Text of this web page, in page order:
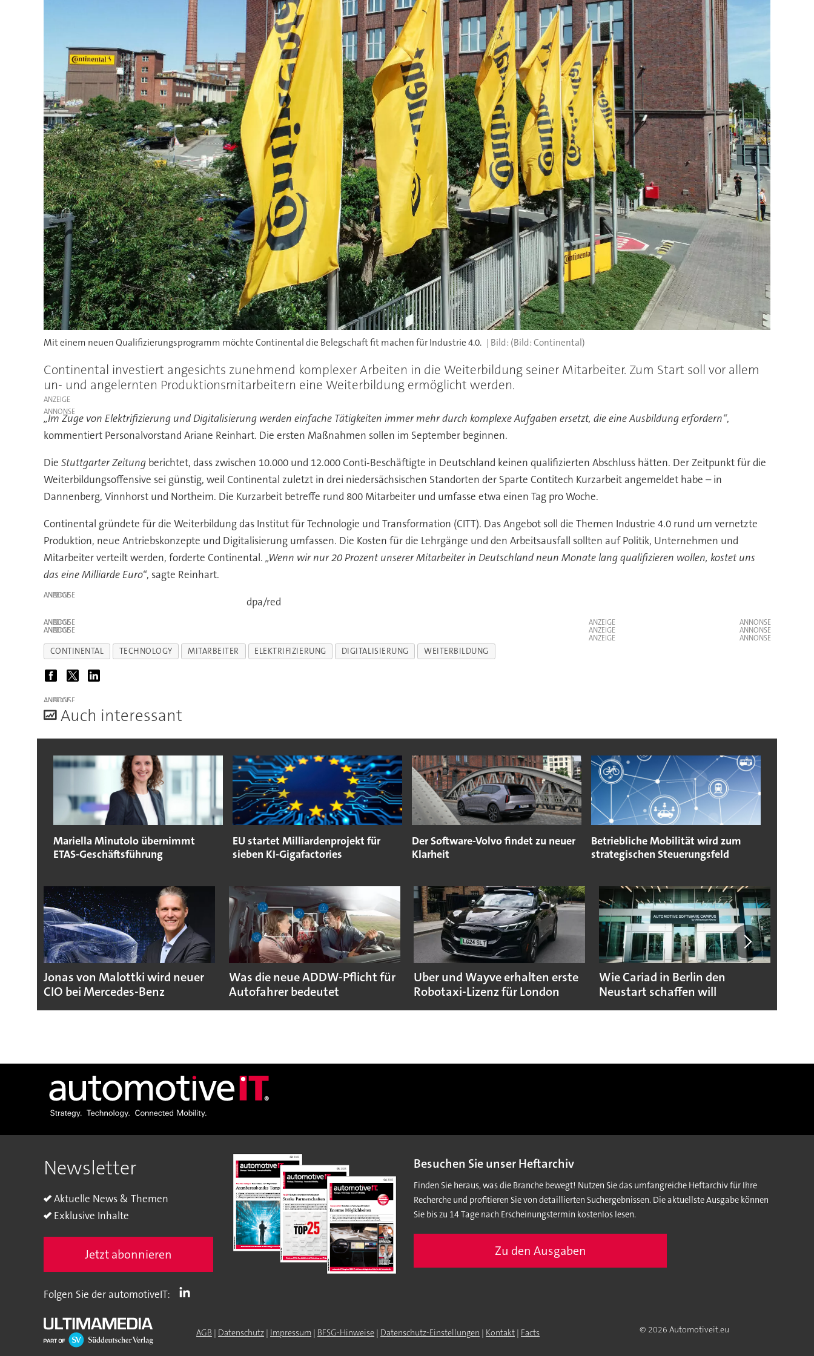
Mit einem neuen Qualifizierungsprogramm möchte Continental die Belegschaft fit machen für Industrie 4.0. (Bild: Continental)
Continental investiert angesichts zunehmend komplexer Arbeiten in die Weiterbildung seiner Mitarbeiter. Zum Start soll vor allem
un- und angelernten Produktionsmitarbeitern eine Weiterbildung ermöglicht werden.
ANZEIGE
„Im Zuge von Elektrifizierung und Digitalisierung werden einfache Tätigkeiten immer mehr durch komplexe Aufgaben ersetzt, die eine Ausbildung erfordern“,
kommentiert Personalvorstand Ariane Reinhart. Die ersten Maßnahmen sollen im September beginnen.
Die Stuttgarter Zeitungberichtet, dass zwischen 10.000 und 12.000 Conti-Beschäftigte in Deutschland keinen qualifizierten Abschluss hätten. Der Zeitpunkt für die
Weiterbildungsoffensive sei günstig, weil Continental zuletzt in drei niedersächsischen Standorten der Sparte Contitech Kurzarbeit angemeldet habe – in
Dannenberg, Vinnhorst und Northeim. Die Kurzarbeit betreffe rund 800 Mitarbeiter und umfasse etwa einen Tag pro Woche.
Continental gründete für die Weiterbildung das Institut für Technologie und Transformation (CITT). Das Angebot soll die Themen Industrie 4.0 rund um vernetzte
Produktion, neue Antriebskonzepte und Digitalisierung umfassen. Die Kosten für die Lehrgänge und den Arbeitsausfall sollten auf Politik, Unternehmen und
Mitarbeiter verteilt werden, forderte Continental. „Wenn wir nur 20 Prozent unserer Mitarbeiter in Deutschland neun Monate lang qualifizieren wollen, kostet uns
das eine Milliarde Euro“, sagte Reinhart.
ANZEIGE dpa/red
ANZEIGE
ANZEIGE
ANZEIGE
ANZEIGE
ANZEIGE
CONTINENTAL TECHNOLOGY MITARBEITER ELEKTRIFIZIERUNG DIGITALISIERUNG WEITERBILDUNG
ANZEIGE
Auch interessant
Mariella Minutolo übernimmt
ETAS-Geschäftsführung
EU startet Milliardenprojekt für
sieben KI-Gigafactories
Der Software-Volvo findet zu neuer
Klarheit
Betriebliche Mobilität wird zum
strategischen Steuerungsfeld
Jonas von Malottki wird neuer
CIO bei Mercedes-Benz
Was die neue ADDW-Pflicht für
Autofahrer bedeutet
Uber und Wayve erhalten erste
Robotaxi-Lizenz für London
Wie Cariad in Berlin den
Neustart schaffen will
Newsletter
Aktuelle News & Themen
Exklusive Inhalte
Jetzt abonnieren
Besuchen Sie unser Heftarchiv
Finden Sie heraus, was die Branche bewegt! Nutzen Sie das umfangreiche Heftarchiv für Ihre
Recherche und profitieren Sie von detaillierten Suchergebnissen. Die aktuellste Ausgabe können
Sie bis zu 14 Tage nach Erscheinungstermin kostenlos lesen.
Zu den Ausgaben
Folgen Sie der automotiveIT:
AGB | Datenschutz | Impressum | BFSG-Hinweise | Datenschutz-Einstellungen | Kontakt | Facts © 2026 Automotiveit.eu